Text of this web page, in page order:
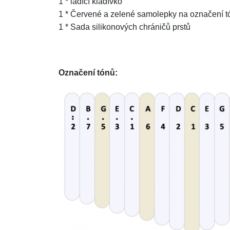
1 * Červené a zelené samolepky na označení
1 * Sada silikonových chráničů prstů
Označení tónů: